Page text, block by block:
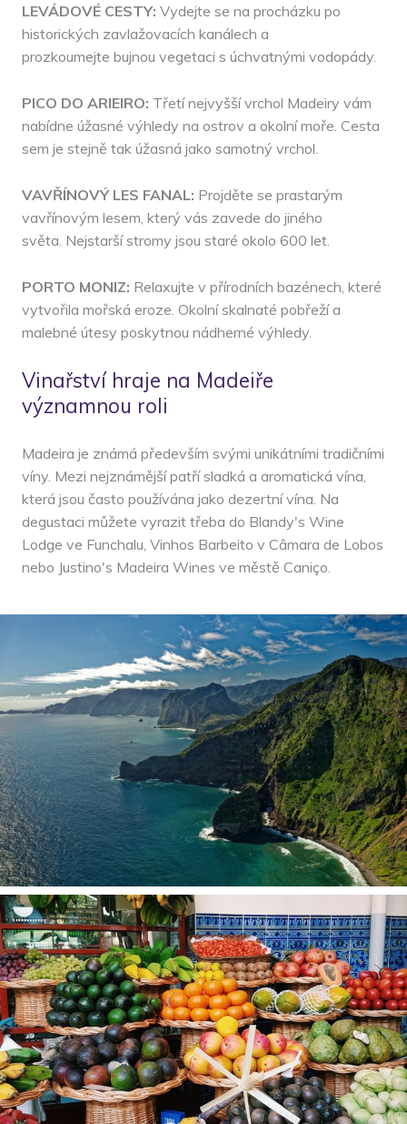
LEVÁDOVÉ CESTY: Vydejte se na procházku po
historických zavlažovacích kanálech a
prozkoumejte bujnou vegetaci s úchvatnými vodopády.
PICO DO ARIEIRO: Třetí nejvyšší vrchol Madeiry vám
nabídne úžasné výhledy na ostrov a okolní moře. Cesta
sem je stejně tak úžasná jako samotný vrchol.
VAVŘÍNOVÝ LES FANAL: Projděte se prastarým
vavřínovým lesem, který vás zavede do jiného
světa. Nejstarší stromy jsou staré okolo 600 let.
PORTO MONIZ: Relaxujte v přírodních bazénech, které
vytvořila mořská eroze. Okolní skalnaté pobřeží a
malebné útesy poskytnou nádherné výhledy.
Vinařství hraje na Madeiře
významnou roli
Madeira je známá především svými unikátními tradičními
víny. Mezi nejznámější patří sladká a aromatická vína,
která jsou často používána jako dezertní vína. Na
degustaci můžete vyrazit třeba do Blandy's Wine
Lodge ve Funchalu, Vinhos Barbeito v Câmara de Lobos
nebo Justino's Madeira Wines ve městě Caniço.